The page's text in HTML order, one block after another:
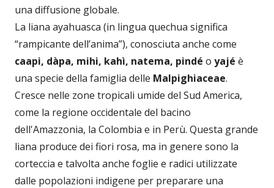
una diffusione globale.
La liana ayahuasca (in lingua quechua significa
“rampicante dell’anima”), conosciuta anche come
caapi, dàpa, mihi, kahì, natema, pindé o yajé è
una specie della famiglia delle Malpighiaceae.
Cresce nelle zone tropicali umide del Sud America,
come la regione occidentale del bacino
dell'Amazzonia, la Colombia e in Perù. Questa grande
liana produce dei fiori rosa, ma in genere sono la
corteccia e talvolta anche foglie e radici utilizzate
dalle popolazioni indigene per preparare una